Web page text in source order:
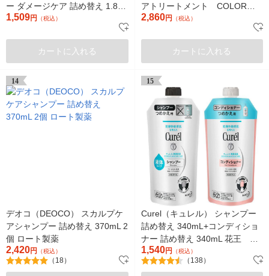
ー ダメージケア 詰め替え 1.8倍
増量 720ml I-ne
1,509円 （税込）
カートに入れる
アトリートメント COLOR
カラー 限定セット 花王
2,860円 （税込）
カートに入れる
14
デオコ（DEOCO） スカルプケ
アシャンプー 詰め替え 370mL 2
個 ロート製薬
2,420円 （税込）
（18）
15
Curel（キュレル） シャンプー
詰め替え 340mL+コンディショ
ナー 詰め替え 340mL 花王 敏
感肌
1,540円 （税込）
（138）